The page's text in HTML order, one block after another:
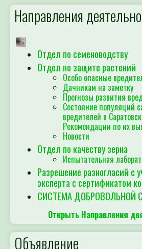
Направления
Отдел по семеноводству
Отдел по защите растений
Особо опасные
Дачникам на заметку
Прогнозы развития
Состояние популяций
вредителей в
Рекомендации по их
Новости
Отдел по качеству зерна
Испытательная
Разрешение разногласий с
эксперта с сертификатом
СИСТЕМА ДОБРОВОЛЬНОЙ
Открыть Направления
Объявление